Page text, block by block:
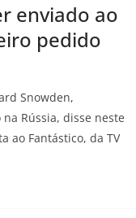
enviado ao
pedido
Snowden,
Rússia, disse neste
ao Fantástico, da TV